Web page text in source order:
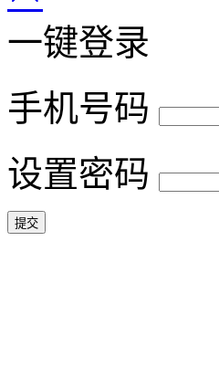
一键登录
手机号码
设置密码